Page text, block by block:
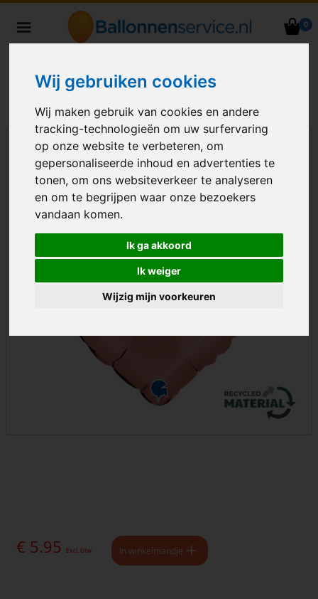
Wij gebruiken cookies
Wij maken gebruik van cookies en andere
tracking-technologieën om uw surfervaring
op onze website te verbeteren, om
gepersonaliseerde inhoud en advertenties te
tonen, om ons websiteverkeer te analyseren
en om te begrijpen waar onze bezoekers
vandaan komen.
Ik ga akkoord
Ik weiger
Wijzig mijn voorkeuren
0
Nederland
€ 5.95 Excl. btw In winkelmandje